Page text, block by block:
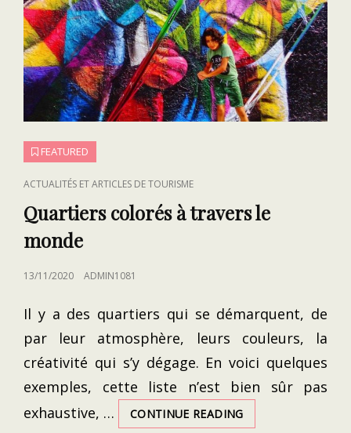
FEATURED
CAT
LINKS
ACTUALITÉS ET ARTICLES DE TOURISME
Quartiers colorés à travers le
monde
POSTED
13/11/2020 ADMIN1081
Il y a des quartiers qui se démarquent, de
par leur atmosphère, leurs couleurs, la
créativité qui s’y dégage. En voici quelques
exemples, cette liste n’est bien sûr pas
exhaustive, …
CONTINUE READINGQUARTIERS
COLORÉS